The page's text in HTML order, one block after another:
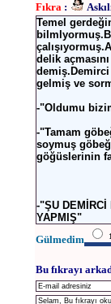
Fıkra :
Temel
delik
gelmiş ve
-"Oldumu
-"Tamam
soymuş
göğüslerinin
-"ŞU DEMİRCİ
YAPMIŞ"
Gülmedim
1
Bu fıkrayı